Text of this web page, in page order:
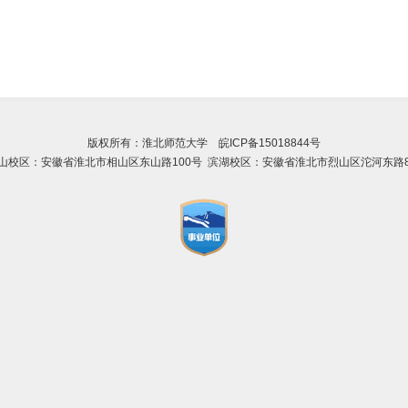
版权所有：淮北师范大学 皖ICP备15018844号
校区：安徽省淮北市相山区东山路100号 滨湖校区：安徽省淮北市烈山区沱河东路